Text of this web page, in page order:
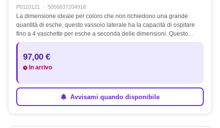
P0110121 · 5056837204918
La dimensione ideale per coloro che non richiedono una grande
quantità di esche, questo vassoio laterale ha la capacità di ospitare
fino a 4 vaschette per esche a seconda delle dimensioni. Questo…
97,00 €
In arrivo
Avvisami quando disponibile